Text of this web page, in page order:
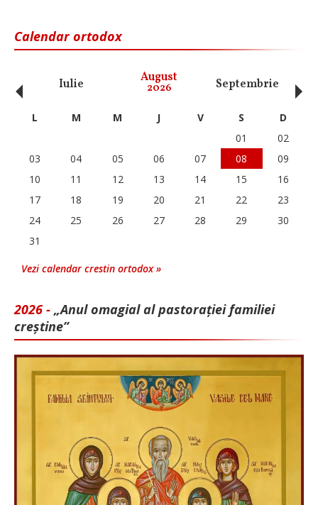
Calendar ortodox
Iulie August
2026 Septembrie
‹ L M M J V S
D
01
02
03
04 05 06 07 08
09
10
11 12 13 14 15
16
17
18 19 20 21 22
23
24
25 26 27 28 29
30
31
Vezi calendar crestin ortodox »
2026 - „Anul omagial al pastorației familiei
creștine”